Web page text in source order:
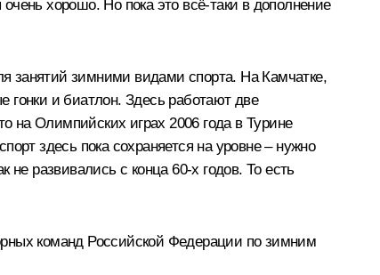
хорошо. Но пока это всё‑таки в дополнение
занятий зимними видами спорта. На Камчатке,
и биатлон. Здесь работают две
на Олимпийских играх 2006 года в Турине
здесь пока сохраняется на уровне – нужно
не развивались с конца 60-х годов. То есть
команд Российской Федерации по зимним